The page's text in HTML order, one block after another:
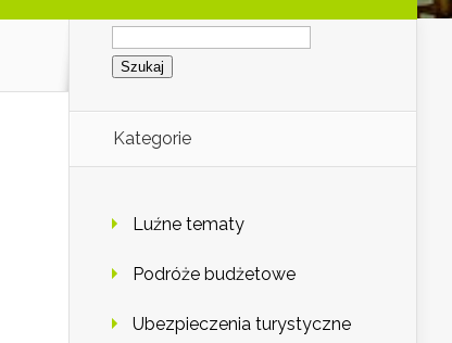
Szukaj:
Kategorie
Luźne tematy
Podróże budżetowe
Ubezpieczenia turystyczne